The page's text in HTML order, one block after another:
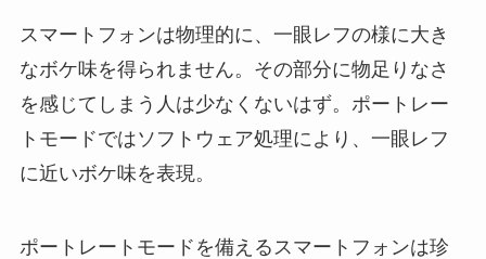
スマートフォンは物理的に、一眼レフの様に大き
なボケ味を得られません。その部分に物足りなさ
を感じてしまう人は少なくないはず。ポートレー
トモードではソフトウェア処理により、一眼レフ
に近いボケ味を表現。
ポートレートモードを備えるスマートフォンは珍